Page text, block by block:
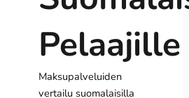
Pelaajille
Maksupalveluiden
vertailu suomalaisilla